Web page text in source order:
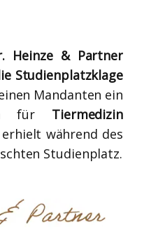
Heinze & Partner
Studienplatzklage
Mandanten ein
für Tiermedizin
während des
Studienplatz.